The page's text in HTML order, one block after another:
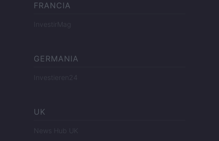
FRANCIA
InvestirMag
GERMANIA
Investieren24
UK
News Hub UK